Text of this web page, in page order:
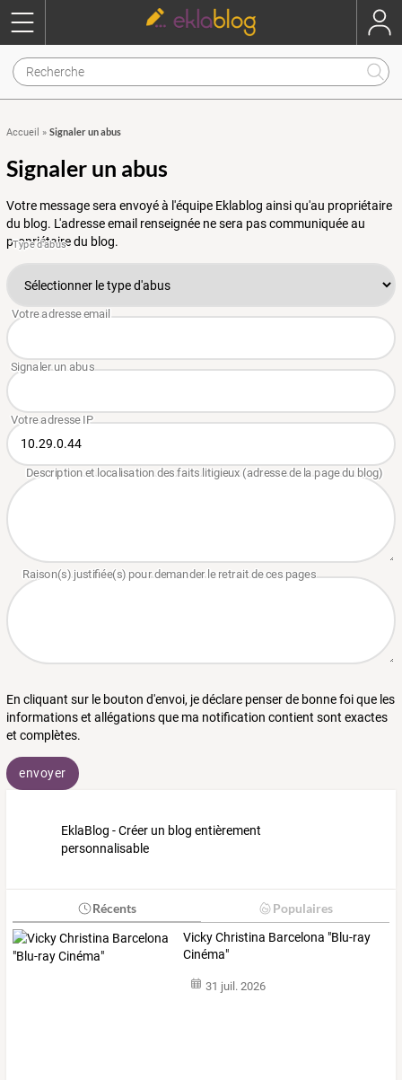
Accueil » Signaler un abus
Signaler un abus
Votre message sera envoyé à l'équipe Eklablog ainsi qu'au propriétaire
du blog. L'adresse email renseignée ne sera pas communiquée au
propriétaire du blog.
En cliquant sur le bouton d'envoi, je déclare penser de bonne foi que les
informations et allégations que ma notification contient sont exactes
et complètes.
envoyer
EklaBlog - Créer un blog entièrement
personnalisable
Récents Populaires
Vicky Christina Barcelona "Blu-ray
Cinéma"
31 juil. 2026